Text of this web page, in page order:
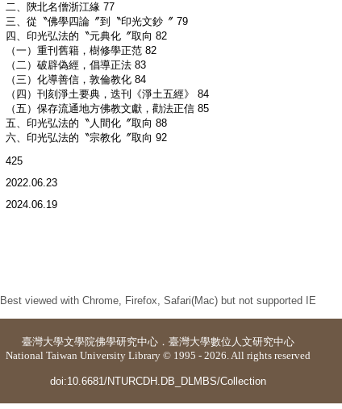
二、陝北名僧浙江緣 77
三、從〝佛學四論〞到〝印光文鈔〞 79
四、印光弘法的〝元典化〞取向 82
（一）重刊舊籍，樹修學正范 82
（二）破辟偽經，倡導正法 83
（三）化導善信，敦倫教化 84
（四）刊刻淨土要典，迭刊《淨土五經》 84
（五）保存流通地方佛教文獻，勸法正信 85
五、印光弘法的〝人間化〞取向 88
六、印光弘法的〝宗教化〞取向 92
425
2022.06.23
2024.06.19
Best viewed with Chrome, Firefox, Safari(Mac) but not supported IE
臺灣大學文學院佛學研究中心 ． 臺灣大學數位人文研究中心
National Taiwan University Library © 1995 - 2026. All rights reserved
doi:10.6681/NTURCDH.DB_DLMBS/Collection